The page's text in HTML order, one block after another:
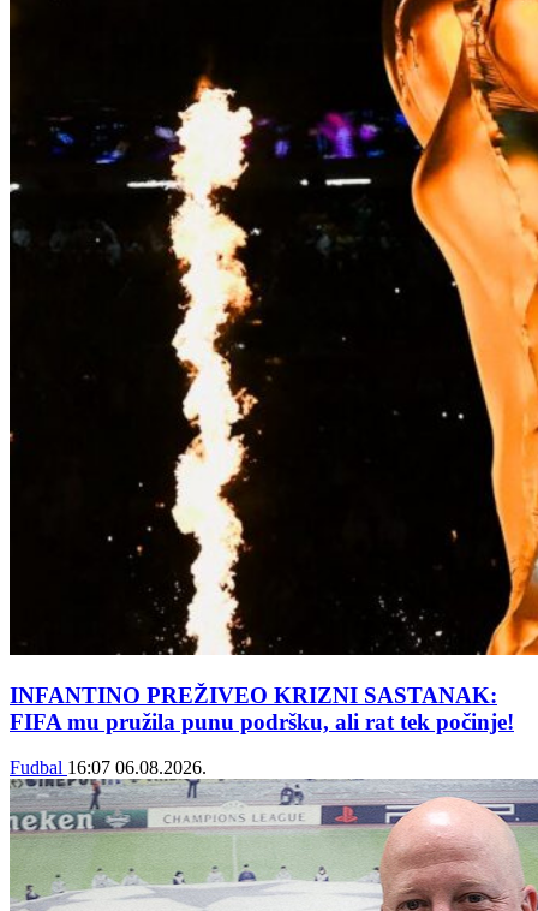
INFANTINO PREŽIVEO KRIZNI SASTANAK:
FIFA mu pružila punu podršku, ali rat tek počinje!
Fudbal 16:07 06.08.2026.